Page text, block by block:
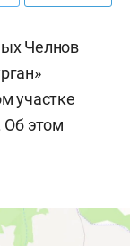
Челнов
участке
Об этом